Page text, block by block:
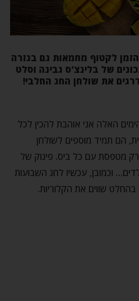
לקטוף מחמאות גם בגזרה
של בלינצ'ס גבינה וסלט
את שולחן החג החלבי!
האלה אני אוהבת להכין לכל
הם תמיד מוספים לשולחן
מטפסת עם כל ביס. פינוק של
וכמובן, עכשיו לחג השבועות
שווים את הקלוריות.